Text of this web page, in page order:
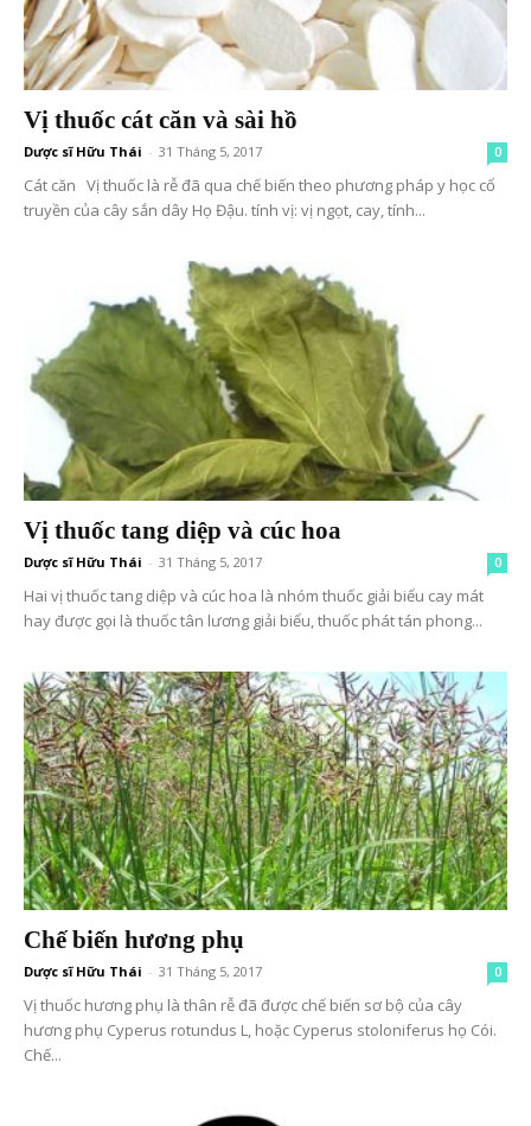
Vị thuốc cát căn và sài hồ
Dược sĩ Hữu Thái - 31 Tháng 5, 2017 0
Cát căn Vị thuốc là rễ đã qua chế biến theo phương pháp y học cổ
truyền của cây sắn dây Họ Đậu. tính vị: vị ngọt, cay, tính...
Vị thuốc tang diệp và cúc hoa
Dược sĩ Hữu Thái - 31 Tháng 5, 2017 0
Hai vị thuốc tang diệp và cúc hoa là nhóm thuốc giải biểu cay mát
hay được gọi là thuốc tân lương giải biểu, thuốc phát tán phong...
Chế biến hương phụ
Dược sĩ Hữu Thái - 31 Tháng 5, 2017 0
Vị thuốc hương phụ là thân rễ đã được chế biến sơ bộ của cây
hương phụ Cyperus rotundus L, hoặc Cyperus stoloniferus họ Cói.
Chế...